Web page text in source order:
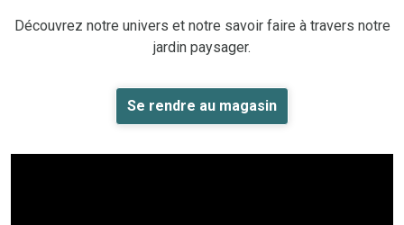
Découvrez notre univers et notre savoir faire à travers notre
jardin paysager.
Se rendre au magasin